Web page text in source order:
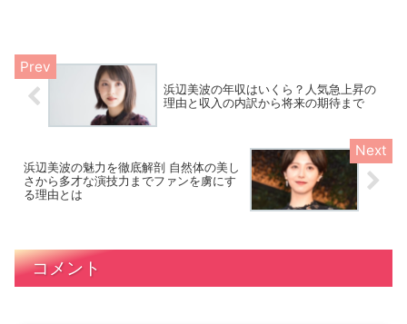
浜辺美波の年収はいくら？人気急上昇の
理由と収入の内訳から将来の期待まで
浜辺美波の魅力を徹底解剖 自然体の美し
さから多才な演技力までファンを虜にす
る理由とは
コメント